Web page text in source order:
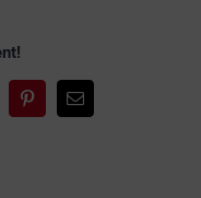
Pinterest
E-